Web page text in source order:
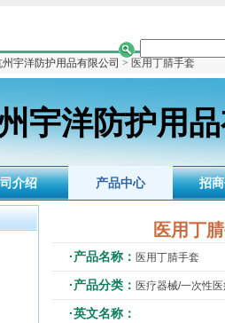
州宇洋防护用品有限公司 > 医用丁腈手套
宇洋防护用
介绍 产品中心 招
医用丁
·产品名称： 医用丁腈手套
·产品分类： 医疗器械/一次性
·英文名称：